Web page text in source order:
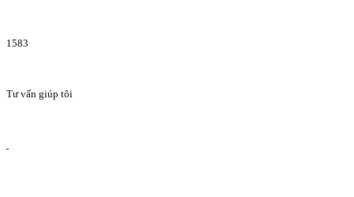
1583
Tư vấn giúp tôi